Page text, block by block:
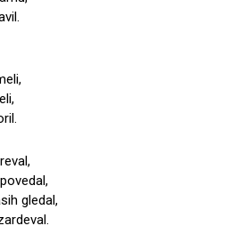
gledal,